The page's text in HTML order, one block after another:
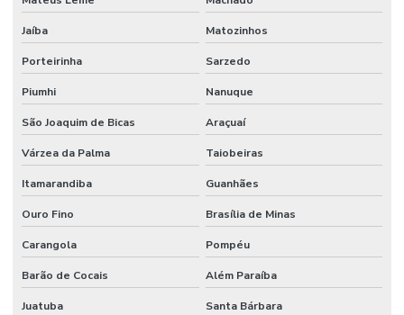
Jaíba Matozinhos
Porteirinha Sarzedo
Piumhi Nanuque
São Joaquim de Bicas Araçuaí
Várzea da Palma Taiobeiras
Itamarandiba Guanhães
Ouro Fino Brasília de Minas
Carangola Pompéu
Barão de Cocais Além Paraíba
Juatuba Santa Bárbara